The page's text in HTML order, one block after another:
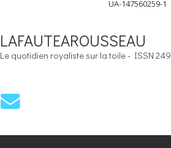
UA-147560259-1
LAFAUTEAROUSSEAU
Le quotidien royaliste sur la toile - ISSN